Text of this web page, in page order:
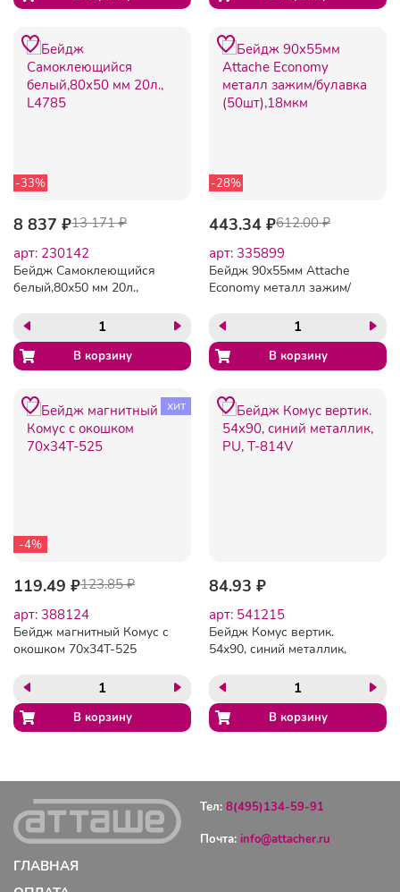
-33%
8 837 ₽13 171 ₽
арт: 230142
Бейдж Самоклеющийся
белый,80х50 мм 20л.,
-28%
443.34 ₽612.00 ₽
арт: 335899
Бейдж 90х55мм Attache
Economy металл зажим/
-4%
хит
119.49 ₽123.85 ₽
арт: 388124
Бейдж магнитный Комус с
окошком 70х34T-525
84.93 ₽
арт: 541215
Бейдж Комус вертик.
54х90, синий металлик,
Тел: 8(495)134-59-91
Почта: info@attacher.ru
ГЛАВНАЯ